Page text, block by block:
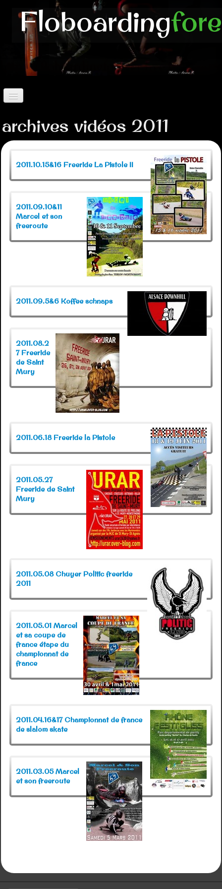
Floboarding
longboard▼
Autres Boards▼
Vidéos▼
Contact
archives vidéos 2011
2011.10.15&16 Freeride La Pistole II
2011.09.10&11
Marcel et son
freeroute
2011.09.5&6 Koffee schnaps
2011.08.2
7 Freeride
de Saint
Mury
2011.06.18 Freeride la Pistole
2011.05.27
Freeride de Saint
Mury
2011.05.08 Chuyer Politic freeride
2011
2011.05.01 Marcel
et sa coupe de
france étape du
championnat de
france
2011.04.16&17 Championnat de france
de slalom skate
2011.03.05 Marcel
et son freeroute